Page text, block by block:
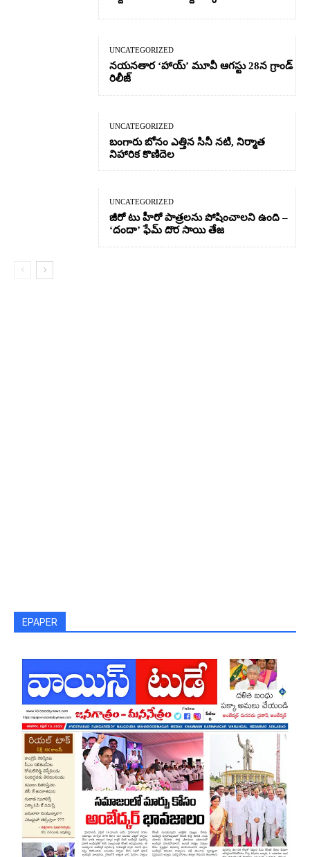
UNCATEGORIZED
నయనతార ‘హాయ్’ మూవీ ఆగస్టు 28న గ్రాండ్
రిలీజ్
UNCATEGORIZED
బంగారు బోనం ఎత్తిన సినీ నటి, నిర్మాత
నిహారిక కొణిదెల
UNCATEGORIZED
జీరో టు హీరో పాత్రలను పోషించాలని ఉంది –
‘దందా’ ఫేమ్ దొర సాయి తేజ
EPAPER